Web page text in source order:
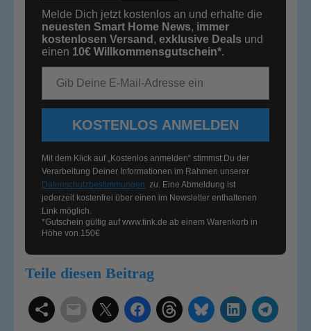
Melde Dich jetzt kostenlos an und erhalte die
neuesten Smart Home News, immer
kostenlosen Versand , exklusive Deals und
einen 10€ Willkommensgutschein*.
KOSTENLOS ANMELDEN
Mit dem Klick auf „Kostenlos anmelden“ stimmst Du der
Verarbeitung Deiner Informationen im Rahmen unserer
Datenschutzbestimmungen zu. Eine Abmeldung ist
jederzeit kostenfrei über einen im Newsletter enthaltenen
Link möglich.
*Gutschein gültig aufwww.tink.de ab einem Warenkorb in
Höhe von 150€
Teile diesen Beitrag